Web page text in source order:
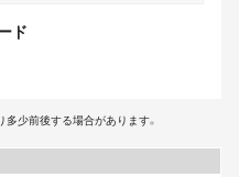
ド
少前後する場合があります。